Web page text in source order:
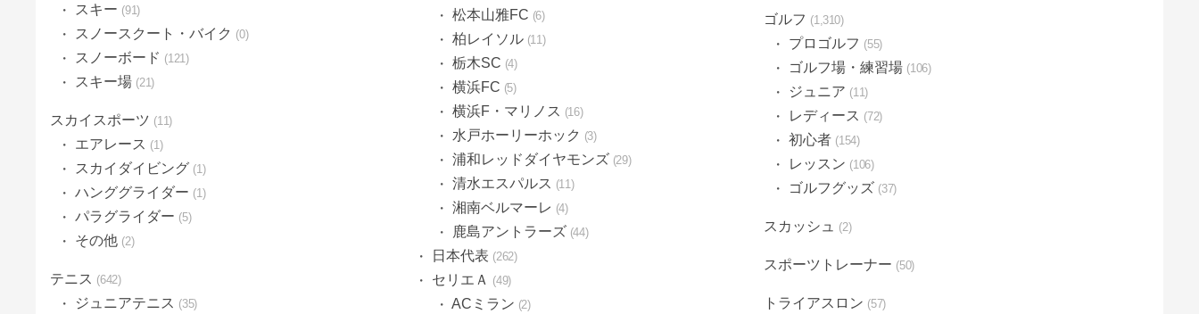
松本山雅FC 6
柏レイソル 11
栃木SC 4
横浜FC 5
横浜F・マリノス 16
水戸ホーリーホック 3
浦和レッドダイヤモンズ 29
清水エスパルス 11
湘南ベルマーレ 4
鹿島アントラーズ 44
日本代表 262
セリエＡ 49
ACミラン 2
スキー 91
スノースクート・バイク 0
スノーボード 121
スキー場 21
ゴルフ 1,310
プロゴルフ 55
ゴルフ場・練習場 106
ジュニア 11
レディース 72
初心者 154
レッスン 106
ゴルフグッズ 37
スカイスポーツ 11
エアレース 1
スカイダイビング 1
ハンググライダー 1
パラグライダー 5
その他 2
スカッシュ 2
スポーツトレーナー 50
テニス 642
ジュニアテニス 35 トライアスロン 57